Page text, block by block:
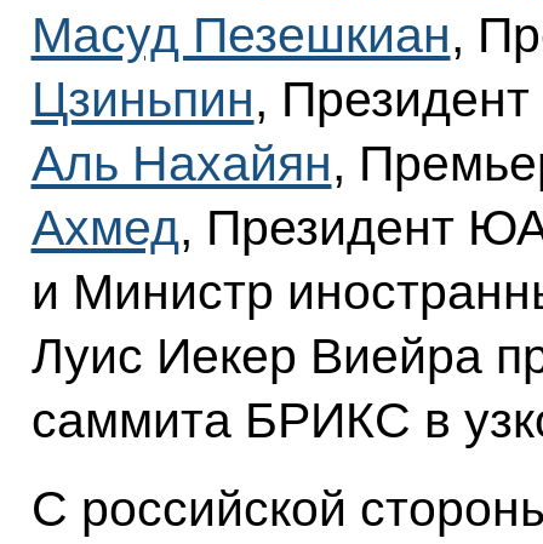
Масуд Пезешкиан,
Цзиньпин,
Аль Нахайян,
Ахмед, Президент
и Министр
Луис Иекер Виейра
саммита БРИКС в
С российской